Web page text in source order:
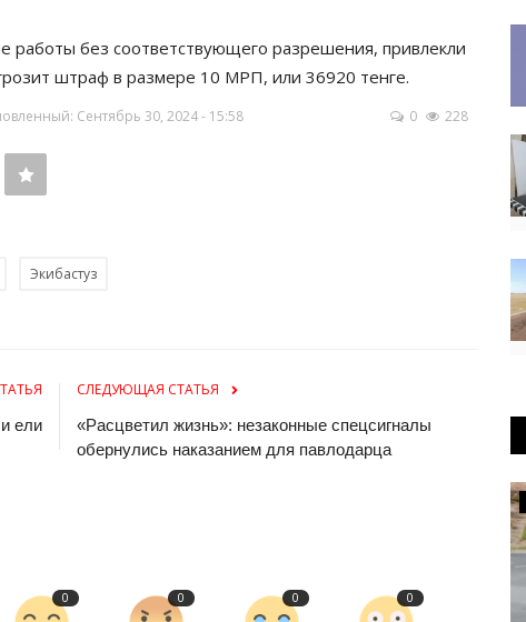
без соответствующего разрешения, привлекли
штраф в размере 10 МРП, или 36920 тенге.
Сентябрь 30, 2024 - 15:58 0 228
Экибастуз
ели
СЛЕДУЮЩАЯ СТАТЬЯ
«Расцветил жизнь»: незаконные спецсигналы
обернулись наказанием для павлодарца
0 0 0 0